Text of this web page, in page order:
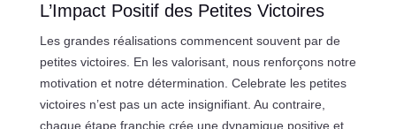
L’Impact Positif des Petites Victoires
Les grandes réalisations commencent souvent par de
petites victoires. En les valorisant, nous renforçons notre
motivation et notre détermination. Celebrate les petites
victoires n’est pas un acte insignifiant. Au contraire,
chaque étape franchie crée une dynamique positive et